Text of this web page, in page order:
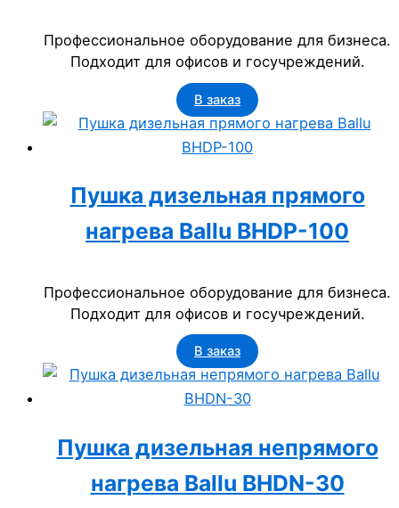
Профессиональное оборудование для бизнеса.
Подходит для офисов и госучреждений.
В заказ
Пушка дизельная прямого
нагрева Ballu BHDP-100
Профессиональное оборудование для бизнеса.
Подходит для офисов и госучреждений.
В заказ
Пушка дизельная непрямого
нагрева Ballu BHDN-30